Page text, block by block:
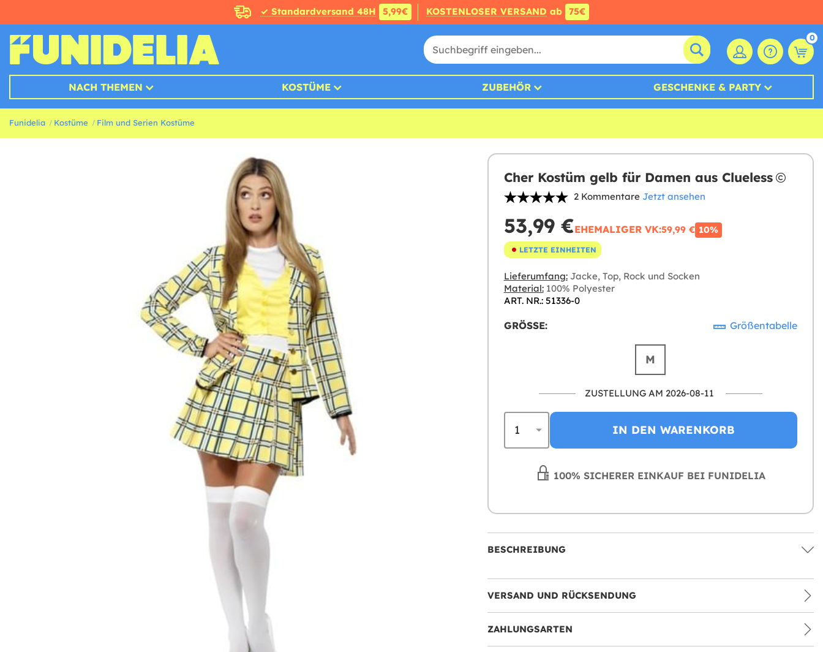
✓ Standardversand 48H 5,99€ KOSTENLOSER VERSAND ab 75€
0
NACH THEMEN KOSTÜME ZUBEHÖR GESCHENKE & PARTY
Funidelia Kostüme Film und Serien Kostüme
Cher Kostüm gelb für Damen aus Clueless
2 Kommentare Jetzt ansehen
53,99 €EHEMALIGER VK:59,99 € 10%
LETZTE EINHEITEN
Lieferumfang:Jacke, Top, Rock und Socken
Material:100% Polyester
ART. NR.: 51336-0
GRÖSSE: Größentabelle
M
ZUSTELLUNG AM 2026-08-11
IN DEN WARENKORB
100% SICHERER EINKAUF BEI FUNIDELIA
BESCHREIBUNG
VERSAND UND RÜCKSENDUNG
ZAHLUNGSARTEN